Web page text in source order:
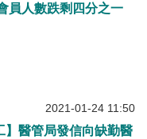
員人數跌剩四分之一
2021-01-24 11:50
】醫管局發信向缺勤醫